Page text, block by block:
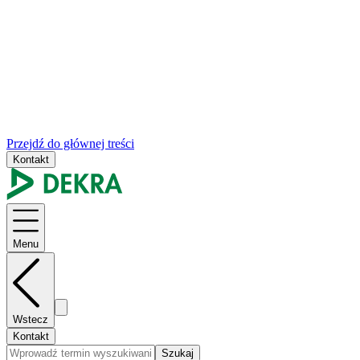
Przejdź do głównej treści
Kontakt
Menu
Wstecz
Kontakt
Szukaj